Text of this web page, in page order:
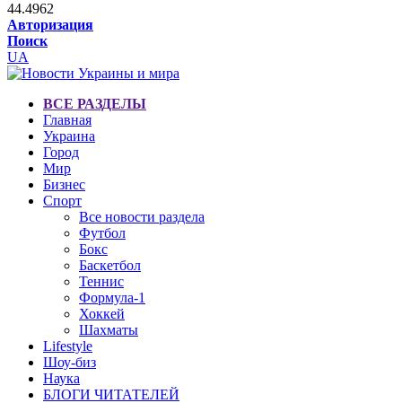
44.4962
Авторизация
Поиск
UA
ВСЕ РАЗДЕЛЫ
Главная
Украина
Город
Мир
Бизнес
Спорт
Все новости раздела
Футбол
Бокс
Баскетбол
Теннис
Формула-1
Хоккей
Шахматы
Lifestyle
Шоу-биз
Наука
БЛОГИ ЧИТАТЕЛЕЙ